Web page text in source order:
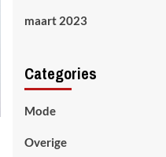
maart 2023
Categories
Mode
Overige